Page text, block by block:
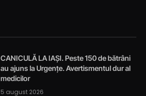
CANICULĂ LA IAȘI. Peste 150 de bătrâni
au ajuns la Urgențe. Avertismentul dur al
medicilor
5 august 2026